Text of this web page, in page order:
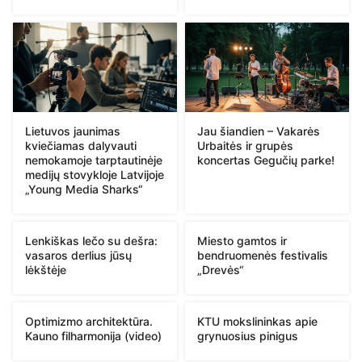
Lietuvos jaunimas
kviečiamas dalyvauti
nemokamoje tarptautinėje
medijų stovykloje Latvijoje
„Young Media Sharks“
Jau šiandien – Vakarės
Urbaitės ir grupės
koncertas Gegučių parke!
Lenkiškas lečo su dešra:
vasaros derlius jūsų
lėkštėje
Miesto gamtos ir
bendruomenės festivalis
„Drevės“
Optimizmo architektūra.
Kauno filharmonija (video)
KTU mokslininkas apie
grynuosius pinigus